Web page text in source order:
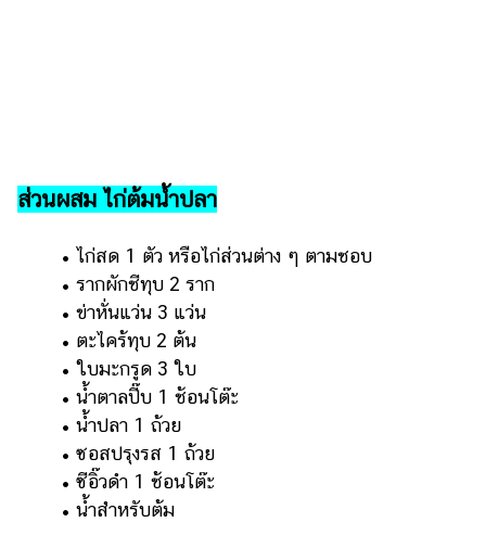
ช้อป
รถยนต์
บ้าน
และ
การ
ตกแต่ง
ราคา
ส่วนผสม ไก่ต้มน้ำปลา
• ไก่สด 1 ตัว หรือไก่ส่วนต่าง ๆ ตามชอบ
• รากผักชีทุบ 2 ราก
• ข่าหั่นแว่น 3 แว่น
• ตะไคร้ทุบ 2 ต้น
• ใบมะกรูด 3 ใบ
• น้ำตาลปี๊บ 1 ช้อนโต๊ะ
• น้ำปลา 1 ถ้วย
• ซอสปรุงรส 1 ถ้วย
• ซีอิ๊วดำ 1 ช้อนโต๊ะ
• น้ำสำหรับต้ม